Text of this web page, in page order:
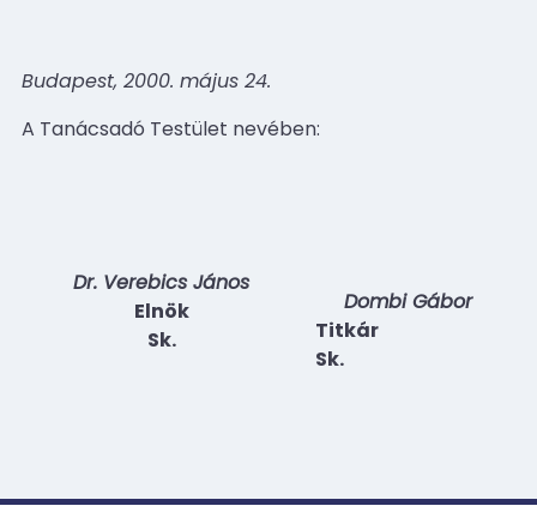
Budapest, 2000. május 24.
A Tanácsadó Testület nevében:
Dr. Verebics János
Elnök
Sk.
Dombi Gábor
Titkár
Sk.